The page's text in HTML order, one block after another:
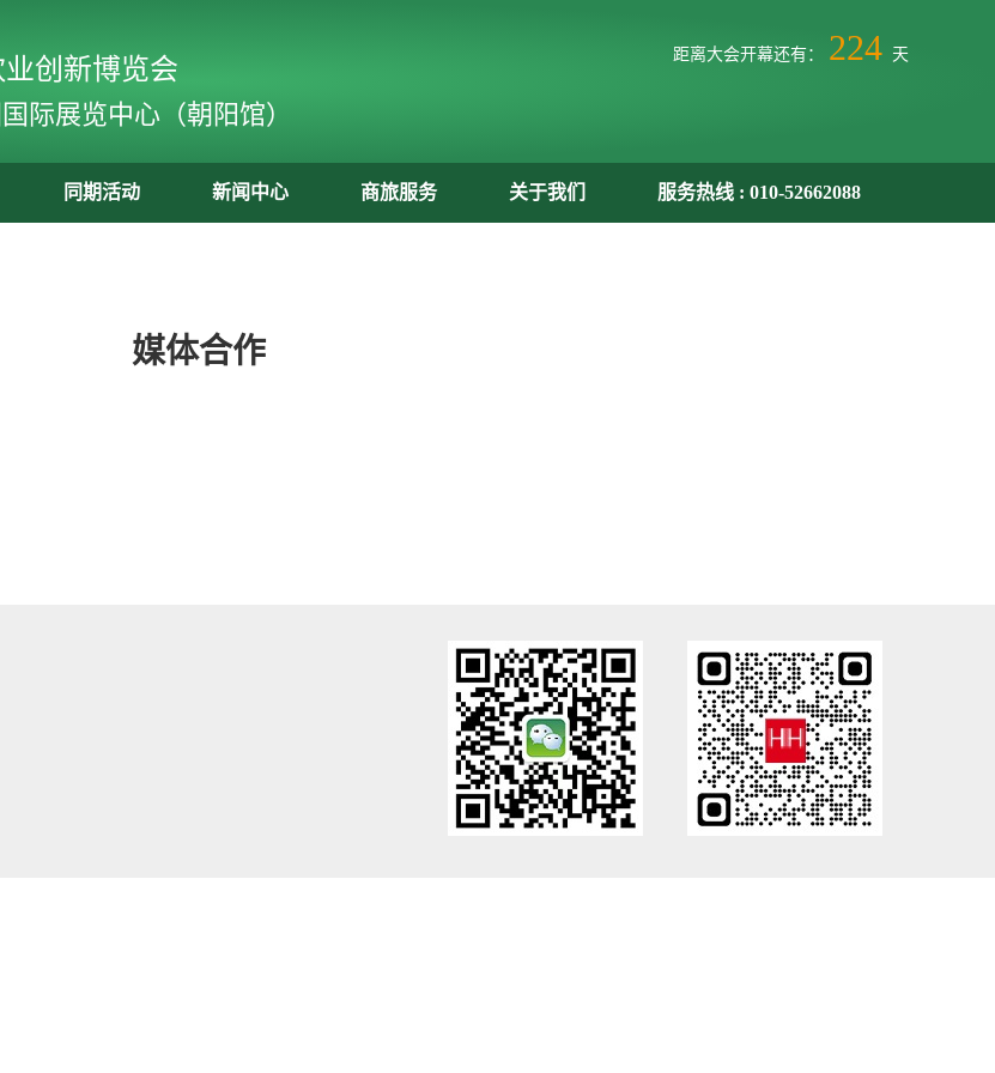
创新博览会
际展览中心（朝阳馆）
距离大会开幕还有： 224 天
同期活动 新闻中心 商旅服务 关于我们 服务热线 : 010-52662088
媒体合作